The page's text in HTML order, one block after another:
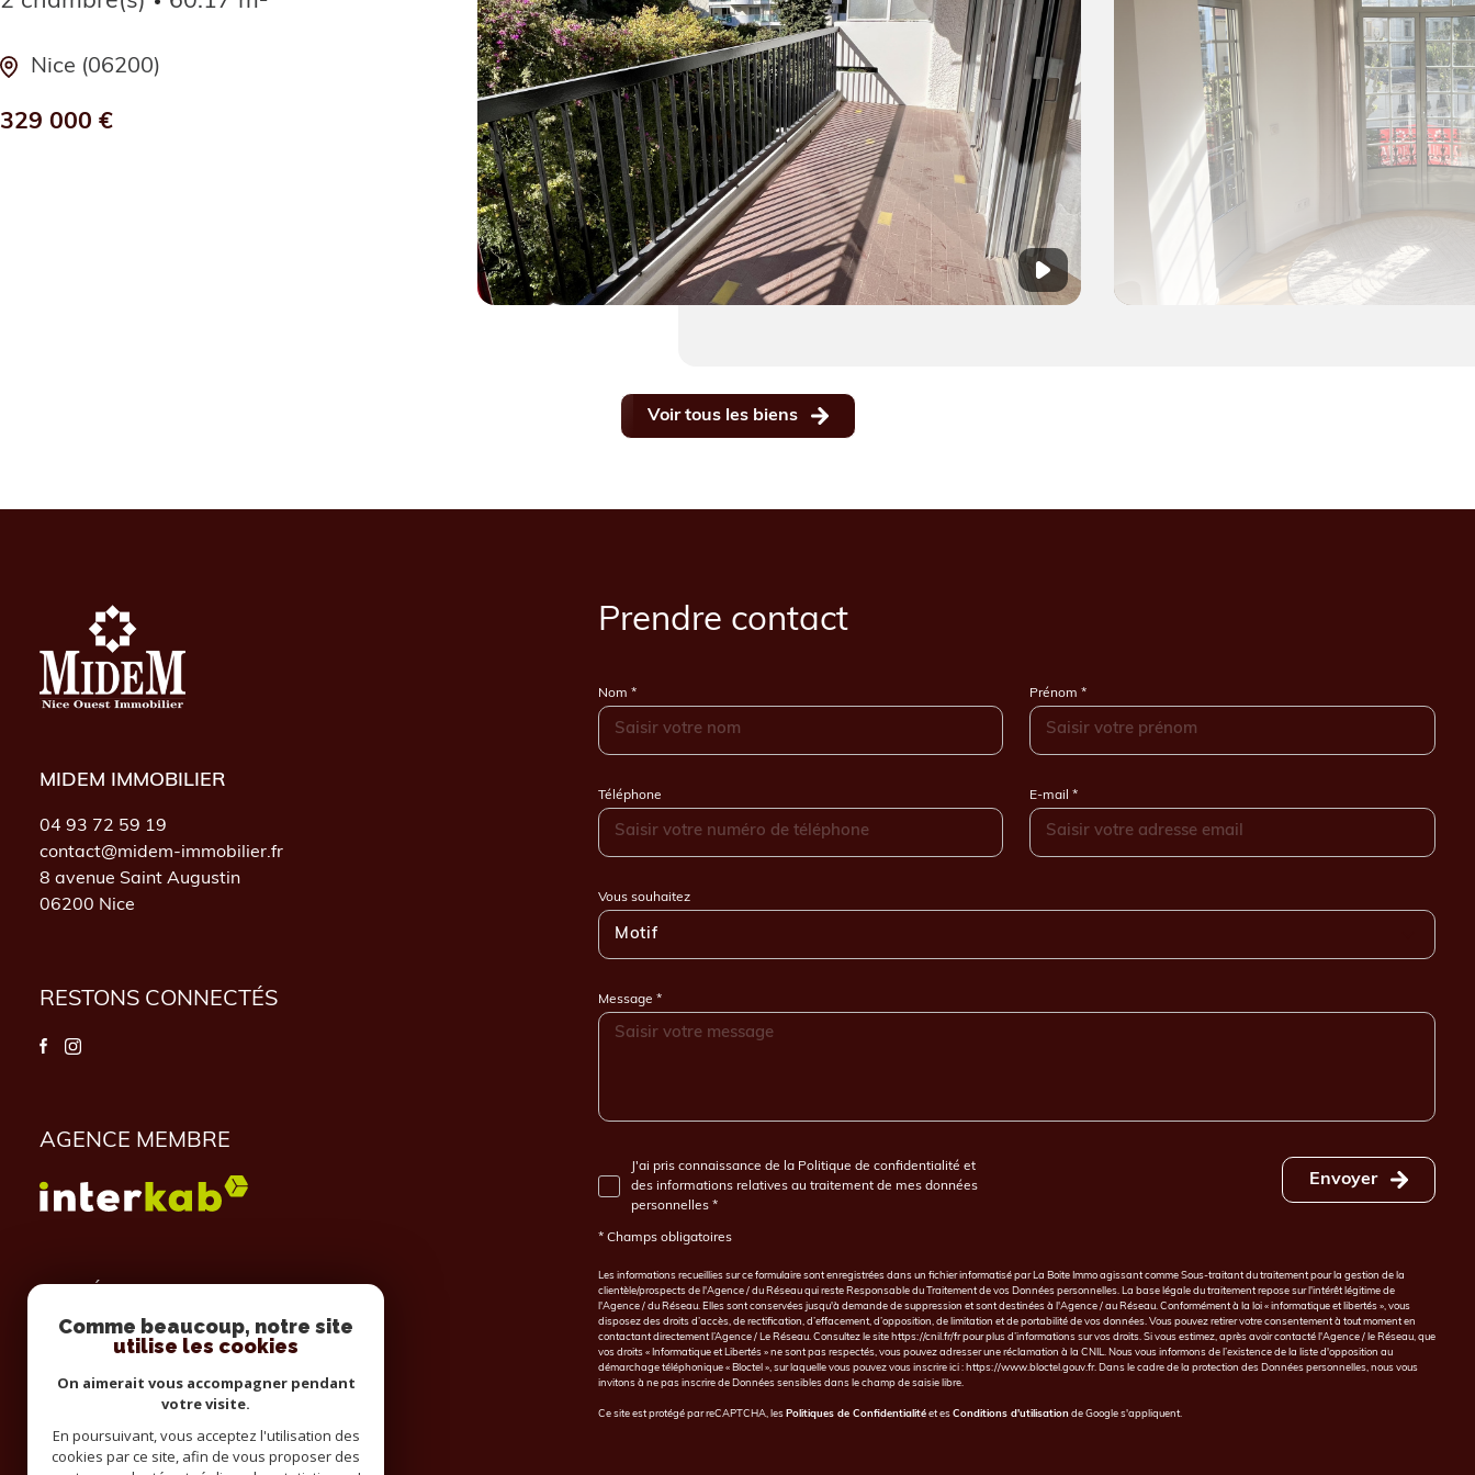
Nice (06200)
329 000 €
chambre(s)
Voir tous les biens
Prendre contact
Nom * Prénom *
Téléphone E-mail *
Vous souhaitez
Motif
Message *
J'ai pris connaissance de la Politique de confidentialité et
des informations relatives au traitement de mes données
personnelles *
* Champs obligatoires
Envoyer
Les informations recueillies sur ce formulaire sont enregistrées dans un fichier informatisé par La Boite Immo agissant comme Sous-traitant du traitement pour la gestion de la
clientèle/prospects de l'Agence / du Réseau qui reste Responsable du Traitement de vos Données personnelles. La base légale du traitement repose sur l'intérêt légitime de
l'Agence / du Réseau. Elles sont conservées jusqu'à demande de suppression et sont destinées à l'Agence / au Réseau. Conformément à la loi « informatique et libertés », vous
disposez des droits d’accès, de rectification, d’effacement, d’opposition, de limitation et de portabilité de vos données. Vous pouvez retirer votre consentement à tout moment en
contactant directement l’Agence / Le Réseau. Consultez le site https://cnil.fr/frpour plus d’informations sur vos droits. Si vous estimez, après avoir contacté l'Agence / le Réseau, que
vos droits « Informatique et Libertés » ne sont pas respectés, vous pouvez adresser une réclamation à la CNIL. Nous vous informons de l’existence de la liste d'opposition au
démarchage téléphonique « Bloctel », sur laquelle vous pouvez vous inscrire ici : https://www.bloctel.gouv.fr. Dans le cadre de la protection des Données personnelles, nous vous
invitons à ne pas inscrire de Données sensibles dans le champ de saisie libre.
Ce site est protégé par reCAPTCHA, les Politiques de Confidentialitéet es Conditions d'utilisationde Google s'appliquent.
MIDEM IMMOBILIER
04 93 72 59 19
contact@midem-immobilier.fr
8 avenue Saint Augustin
06200 Nice
RESTONS CONNECTÉS
AGENCE MEMBRE
Comme beaucoup, notre site
utilise les cookies
On aimerait vous accompagner pendant
votre visite.
En poursuivant, vous acceptez l'utilisation des
cookies par ce site, afin de vous proposer des